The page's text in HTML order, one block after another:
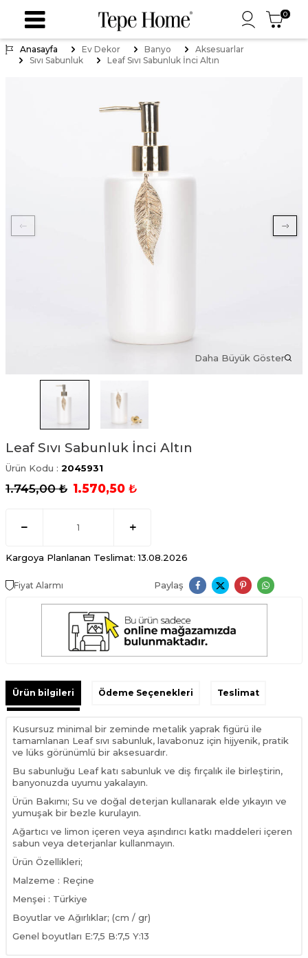
0
Anasayfa Ev Dekor Banyo
Aksesuarlar
Sıvı Sabunluk
Leaf Sıvı Sabunluk İnci Altın
Daha Büyük Göster
Leaf Sıvı Sabunluk İnci Altın
Ürün Kodu : 2045931
1.745,00₺ 1.570,50 ₺
Kargoya Planlanan Teslimat: 13.08.2026
Fiyat Alarmı Paylaş
Ürün bilgileri Ödeme Seçenekleri Teslimat
Kusursuz minimal bir zeminde metalik yaprak figürü ile
tamamlanan Leaf sıvı sabunluk, lavabonuz için hijyenik, pratik
ve lüks görünümlü bir aksesuardır.
Bu sabunluğu Leaf katı sabunluk ve diş fırçalık ile birleştirin,
banyonuzda uyumu yakalayın.
Ürün Bakımı; Su ve doğal deterjan kullanarak elde yıkayın ve
yumuşak bir bezle kurulayın.
Ağartıcı ve limon içeren veya aşındırıcı katkı maddeleri içeren
sabun veya deterjanlar kullanmayın.
Ürün Özellikleri;
Malzeme : Reçine
Menşei : Türkiye
Boyutlar ve Ağırlıklar; (cm / gr)
Genel boyutları E:7,5 B:7,5 Y:13